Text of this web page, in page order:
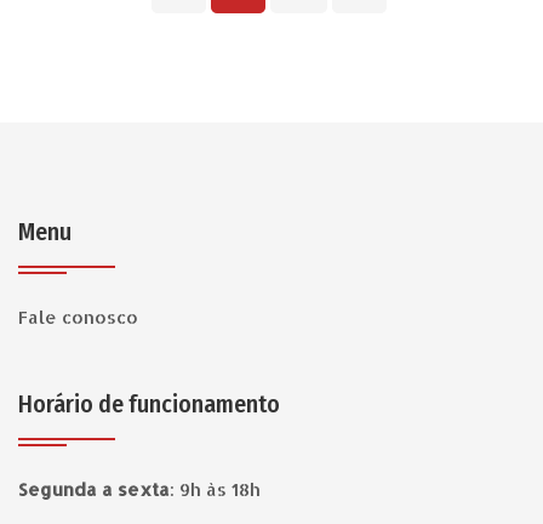
Menu
Fale conosco
Horário de funcionamento
Segunda a sexta: 9h às 18h